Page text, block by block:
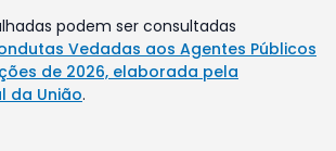
podem ser consultadas
Vedadas aos Agentes Públicos
de 2026, elaborada pela
da União.